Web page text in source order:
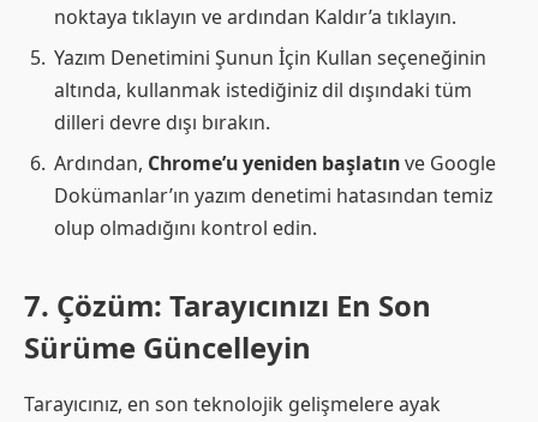
noktaya tıklayın ve ardından Kaldır’a tıklayın.
Yazım Denetimini Şunun İçin Kullan seçeneğinin
altında, kullanmak istediğiniz dil dışındaki tüm
dilleri devre dışı bırakın.
Ardından, Chrome’u yeniden başlatınve Google
Dokümanlar’ın yazım denetimi hatasından temiz
olup olmadığını kontrol edin.
7. Çözüm: Tarayıcınızı En Son
Sürüme Güncelleyin
Tarayıcınız, en son teknolojik gelişmelere ayak